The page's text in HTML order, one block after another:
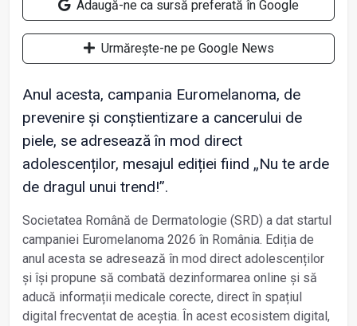
Adaugă-ne ca sursă preferată în Google
Urmărește-ne pe Google News
Anul acesta, campania Euromelanoma, de
prevenire și conștientizare a cancerului de
piele, se adresează în mod direct
adolescenților, mesajul ediției fiind „Nu te arde
de dragul unui trend!”.
Societatea Română de Dermatologie (SRD) a dat startul
campaniei Euromelanoma 2026 în România. Ediția de
anul acesta se adresează în mod direct adolescenților
și își propune să combată dezinformarea online și să
aducă informații medicale corecte, direct în spațiul
digital frecventat de aceștia. În acest ecosistem digital,